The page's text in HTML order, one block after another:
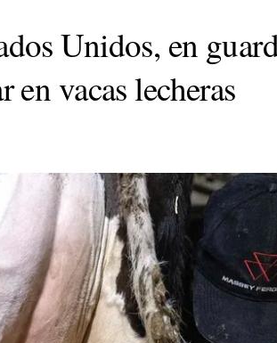
Unidos, en
en vacas lecheras